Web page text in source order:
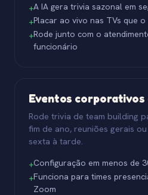
+A IA gera trivia sazonal em
+Placar ao vivo nas TVs que
+Rode junto com o
funcionário
Eventos
Rode trivia de team building
fim de ano, reuniões gerais
sexta à tarde.
+Configuração em menos de
+Funciona para times
Zoom